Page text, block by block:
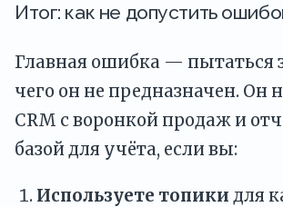
Итог: как не допустить
Главная ошибка — пытаться
чего он не предназначен.
CRM с воронкой продаж и
базой для учёта, если вы:
Используете топики для